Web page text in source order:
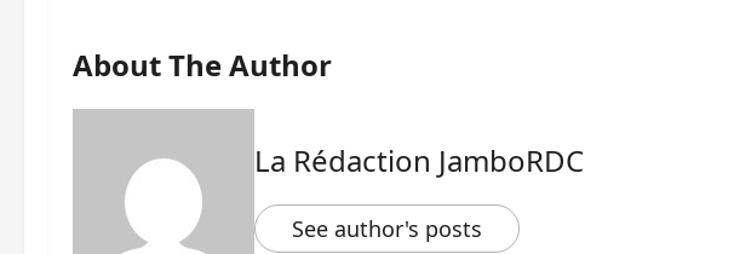
About The Author
La Rédaction JamboRDC
See author's posts